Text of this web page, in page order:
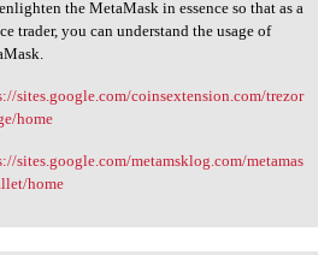
the MetaMask in essence so that as a
trader, you can understand the usage of
sites.google.com/coinsextension.com/trezor
home
sites.google.com/metamsklog.com/metamas
home